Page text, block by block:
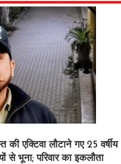
एक्टिवा लौटाने गए 25 वर्षीय
से भूना; परिवार का इकलौता